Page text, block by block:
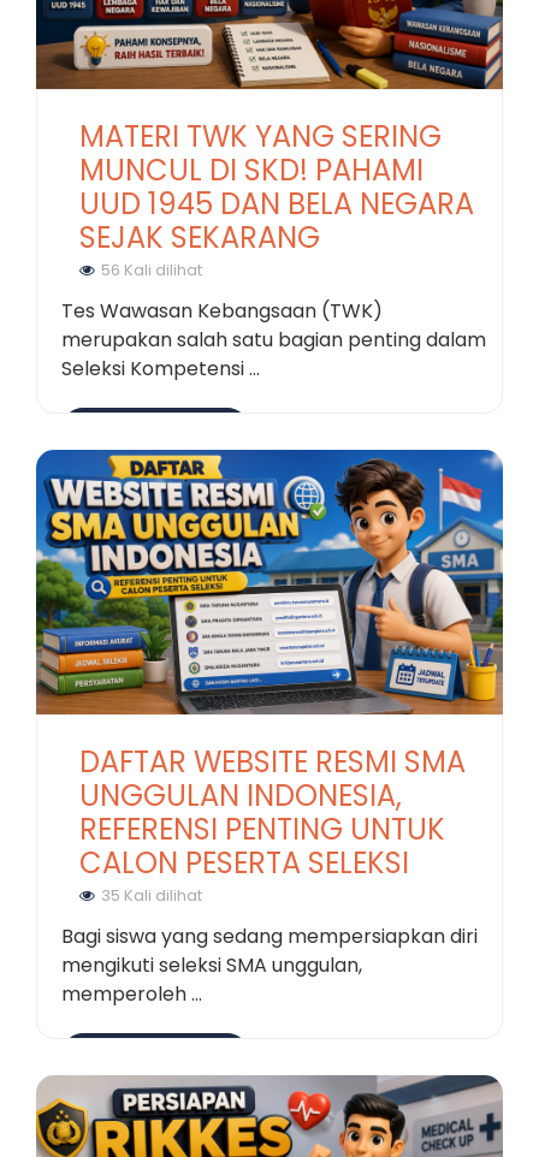
MATERI TWK YANG SERING
MUNCUL DI SKD! PAHAMI
UUD 1945 DAN BELA NEGARA
SEJAK SEKARANG
56 Kali dilihat
Tes Wawasan Kebangsaan (TWK)
merupakan salah satu bagian penting dalam
Seleksi Kompetensi ...
DAFTAR WEBSITE RESMI SMA
UNGGULAN INDONESIA,
REFERENSI PENTING UNTUK
CALON PESERTA SELEKSI
35 Kali dilihat
Bagi siswa yang sedang mempersiapkan diri
mengikuti seleksi SMA unggulan,
memperoleh ...